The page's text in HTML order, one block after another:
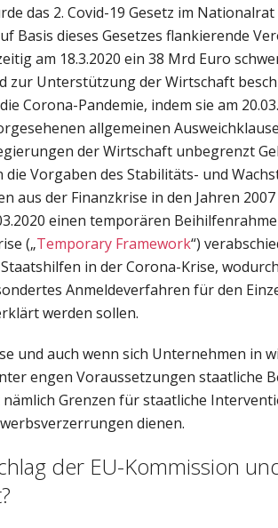
das 2. Covid-19 Gesetz im
Basis dieses Gesetzes flankierende
am 18.3.2020 ein 38 Mrd Euro
zur Unterstützung der Wirtschaft
Corona-Pandemie, indem sie am
allgemeinen
der Wirtschaft unbegrenzt
Vorgaben des Stabilitäts- und
aus der Finanzkrise in den Jahren
einen temporären
(„Temporary Framework“)
in der Corona-Krise,
Anmeldeverfahren für den
werden sollen.
und auch wenn sich Unternehmen in
engen Voraussetzungen staatliche
Grenzen für staatliche
dienen.
der EU-Kommission